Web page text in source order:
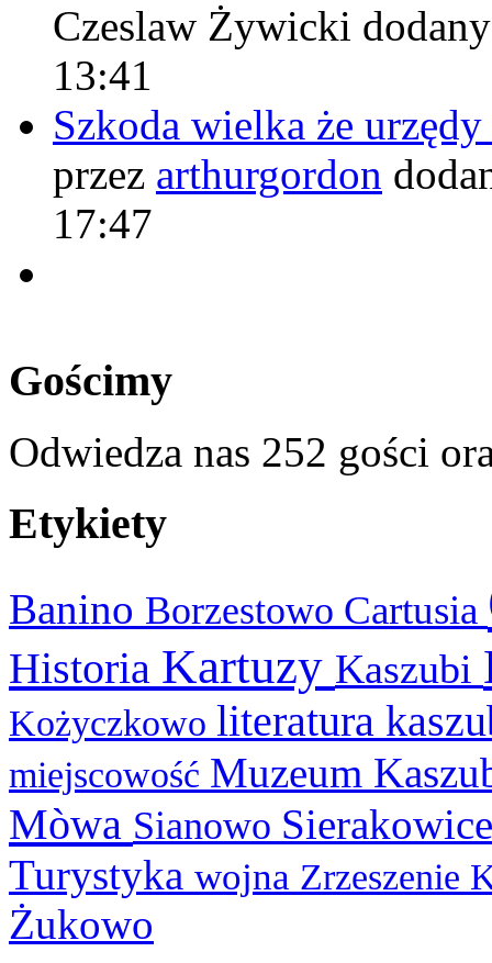
Czeslaw Żywicki
13:41
Szkoda wielka że
przez arthurgordon
17:47
Gościmy
Odwiedza nas 252 gości
Etykiety
Banino Borzestowo Cartusia
Historia Kartuzy Kaszubi
Kożyczkowo literatura
miejscowość Muzeum
Mòwa Sianowo
Turystyka wojna Zrzeszenie
Żukowo